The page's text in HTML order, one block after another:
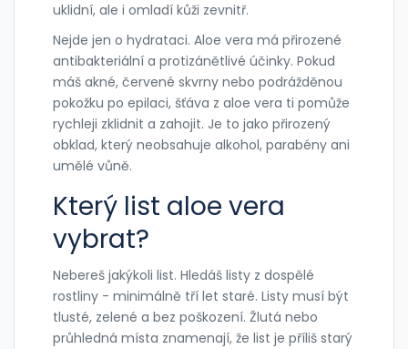
uklidní, ale i omladí kůži zevnitř.
Nejde jen o hydrataci. Aloe vera má přirozené
antibakteriální a protizánětlivé účinky. Pokud
máš akné, červené skvrny nebo podrážděnou
pokožku po epilaci, šťáva z aloe vera ti pomůže
rychleji zklidnit a zahojit. Je to jako přirozený
obklad, který neobsahuje alkohol, parabény ani
umělé vůně.
Který list aloe vera
vybrat?
Nebereš jakýkoli list. Hledáš listy z dospělé
rostliny - minimálně tří let staré. Listy musí být
tlusté, zelené a bez poškození. Žlutá nebo
průhledná místa znamenají, že list je příliš starý